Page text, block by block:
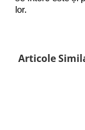
lor.
Articole